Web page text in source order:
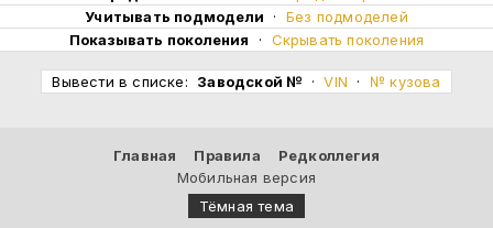
Учитывать подмодели · Без подмоделей
Показывать поколения
· Скрывать поколения
Вывести в списке: Заводской № ·VIN · № кузова
Главная Правила
Редколлегия
Мобильная версия
Тёмная тема